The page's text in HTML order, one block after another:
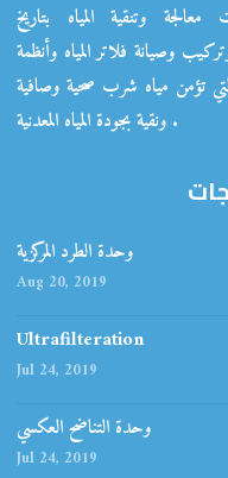
وتنقية المياه بتاريخ
وتركيب وصيانة فلاتر المياه وأنظمة
والتي تؤمن مياه شرب صحية وصافية
ونقية بجودة المياه المعدنية .
وحدة الطرد المركزية
Aug 20, 2019
Ultrafilteration
Jul 24, 2019
وحدة التناضح العكسي
Jul 24, 2019